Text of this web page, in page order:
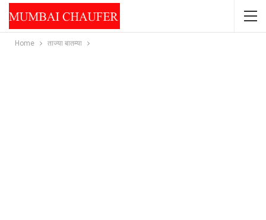
Home ताज्या बातम्या